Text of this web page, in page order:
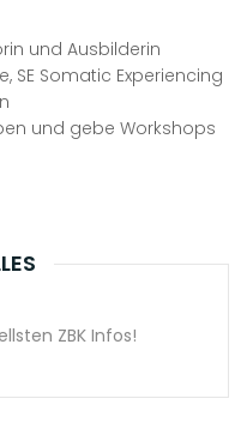
und Ausbilderin
SE Somatic Experiencing
und gebe Workshops
ZBK Infos!